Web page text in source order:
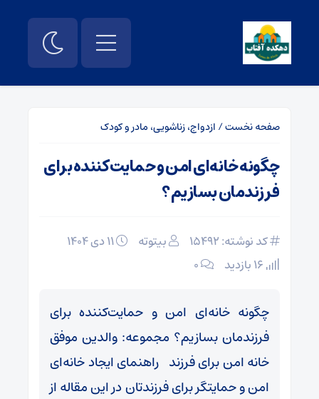
صفحه نخست/ ازدواج، زناشویی، مادر و کودک
چگونه خانه‌ای امن و حمایت‌کننده برای
فرزندمان بسازیم؟
کد نوشته: 15492 بیتوته
۰
چگونه خانه‌ای امن و حمایت‌کننده برای
فرزندمان بسازیم؟ مجموعه: والدین موفق
خانه امن برای فرزند راهنمای ایجاد خانه‌ای
امن و حمایتگر برای فرزندتان در این مقاله از